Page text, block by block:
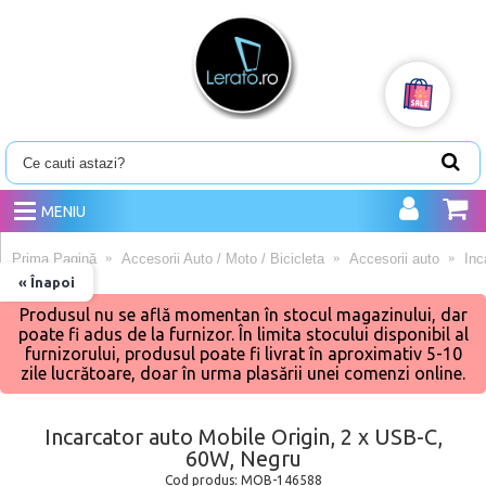
MENIU
« Înapoi
Prima Pagină Accesorii Auto / Moto / Bicicleta Accesorii auto
Produsul nu se află momentan în stocul magazinului, dar
poate fi adus de la furnizor. În limita stocului disponibil al
furnizorului, produsul poate fi livrat în aproximativ 5-10
zile lucrătoare, doar în urma plasării unei comenzi online.
Incarcator auto Mobile Origin, 2 x USB-C,
60W, Negru
Cod produs: MOB-146588